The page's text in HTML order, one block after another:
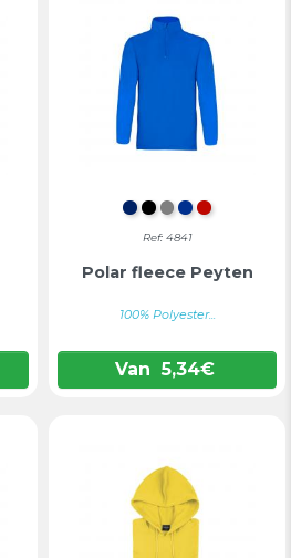
MARINEBLAUW
ZWART
GRIJS
BLAUW
ROOD
Ref: 4841
Polar fleece Peyten
100% Polyester...
Van 5,34€